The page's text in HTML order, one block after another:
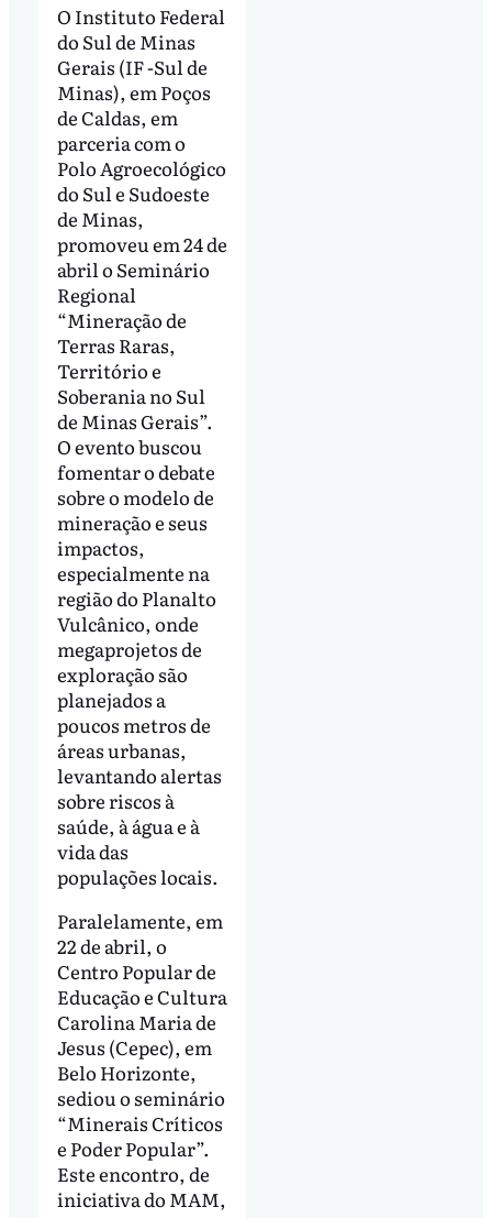
O Instituto Federal
do Sul de Minas
Gerais (IF -Sul de
Minas), em Poços
de Caldas, em
parceria com o
Polo Agroecológico
do Sul e Sudoeste
de Minas,
promoveu em 24 de
abril o Seminário
Regional
“Mineração de
Terras Raras,
Território e
Soberania no Sul
de Minas Gerais”.
O evento buscou
fomentar o debate
sobre o modelo de
mineração e seus
impactos,
especialmente na
região do Planalto
Vulcânico, onde
megaprojetos de
exploração são
planejados a
poucos metros de
áreas urbanas,
levantando alertas
sobre riscos à
saúde, à água e à
vida das
populações locais.
Paralelamente, em
22 de abril, o
Centro Popular de
Educação e Cultura
Carolina Maria de
Jesus (Cepec), em
Belo Horizonte,
sediou o seminário
“Minerais Críticos
e Poder Popular”.
Este encontro, de
iniciativa do MAM,